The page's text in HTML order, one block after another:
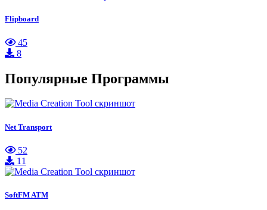
Flipboard
45
8
Популярные Программы
Net Transport
52
11
SoftFM ATM